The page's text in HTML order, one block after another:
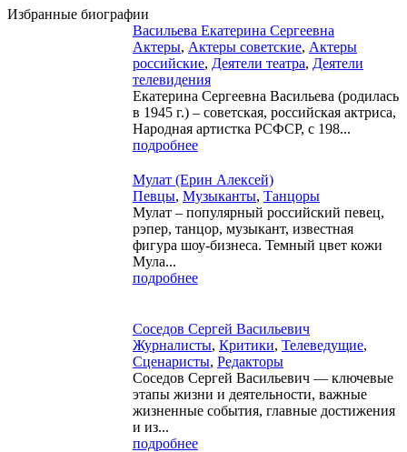
Избранные биографии
Васильева Екатерина Сергеевна
Актеры, Актеры советские, Актеры
российские, Деятели театра, Деятели
телевидения
Екатерина Сергеевна Васильева (родилась
в 1945 г.) – советская, российская актриса,
Народная артистка РСФСР, с 198...
подробнее
Мулат (Ерин Алексей)
Певцы, Музыканты, Танцоры
Мулат – популярный российский певец,
рэпер, танцор, музыкант, известная
фигура шоу-бизнеса. Темный цвет кожи
Мула...
подробнее
Соседов Сергей Васильевич
Журналисты, Критики, Телеведущие,
Сценаристы, Редакторы
Соседов Сергей Васильевич — ключевые
этапы жизни и деятельности, важные
жизненные события, главные достижения
и из...
подробнее